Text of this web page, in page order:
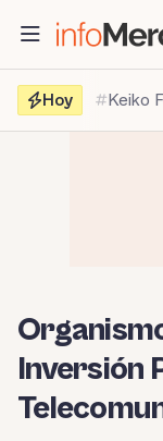
contenido
Hoy
Keiko
Inversión